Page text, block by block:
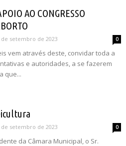
AO CONGRESSO
de setembro de 2023 0
vem através deste, convidar toda a
e autoridades, a se fazerem
que...
de setembro de 2023 0
da Câmara Municipal, o Sr.